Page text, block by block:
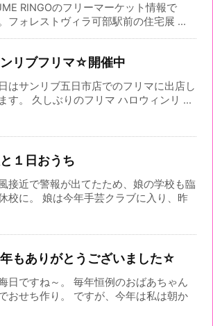
RINGOのフリーマーケット情報で
フォレストヴィラ可部駅前の住宅展 ...
リブフリマ☆開催中
はサンリブ五日市店でのフリマに出店し
す。 久しぶりのフリマ ハロウィンリ ...
１日おうち
接近で警報が出てたため、娘の学校も臨
校に。 娘は今年手芸クラブに入り、昨
もありがとうございました☆
日ですね～。 毎年恒例のおばあちゃん
おせち作り。 ですが、今年は私は朝か